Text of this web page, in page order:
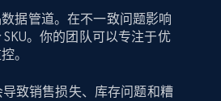
据管道。在不一致问题影响
。你的团队可以专注于优
。
导致销售损失、库存问题和糟